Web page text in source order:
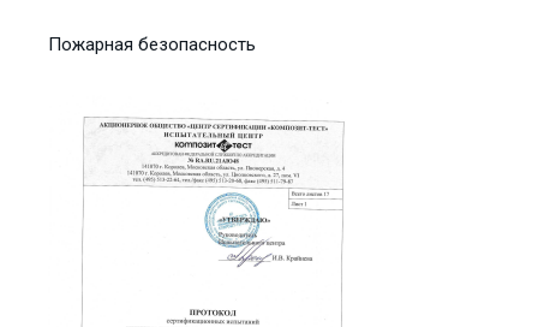
Пожарная безопасность